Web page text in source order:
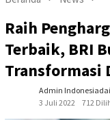
Raih
Terbaik, BRI
Transformasi
Admin
3 Juli 2022
712